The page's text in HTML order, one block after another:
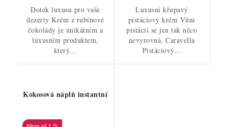
Dotek luxusu pro vaše
dezerty Krém z rubínové
čokolády je unikátním a
luxusním produktem,
který...
Luxusní křupavý
pistáciový krém Vůni
pistácií se jen tak něco
nevyrovná. Caravella
Pistáciový...
Kokosová náplň instantní
až 1 %